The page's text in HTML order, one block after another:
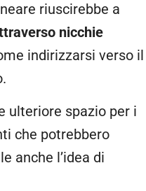
riuscirebbe a
nicchie
indirizzarsi verso il
ulteriore spazio per i
che potrebbero
anche l’idea di